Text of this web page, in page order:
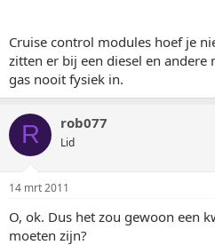
Cruise control modules hoef je
zitten er bij een diesel en
gas nooit fysiek in.
R rob077
Lid
14 mrt 2011
O, ok. Dus het zou gewoon een
moeten zijn?